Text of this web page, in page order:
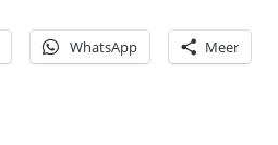
WhatsApp Meer